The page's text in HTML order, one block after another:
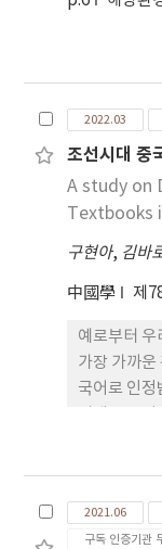
2022.03
조선시대 중
A study on
Textbooks
구현아, 김바
中國學 제
예로부터
가장 가까운
국어로 인정
에 대한 풍
단계에 머물
2021.06
구독 인증기관